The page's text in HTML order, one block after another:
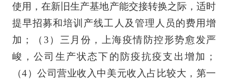
使用，在新旧生产基地产能交接转换之际，适时
提早招募和培训产线工人及管理人员的费用增
加；（3）三月份，上海疫情防控形势愈发严
峻，公司生产状态下的防疫抗疫支出增加；
（4）公司营业收入中美元收入占比较大，第一